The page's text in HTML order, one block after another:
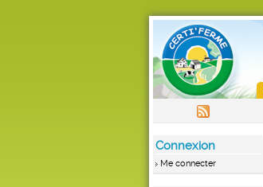
Connexion
Me connecter